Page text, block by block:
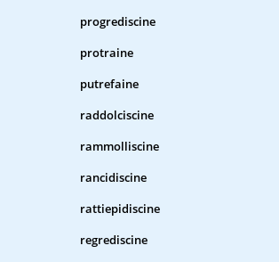
progrediscine
protraine
putrefaine
raddolciscine
rammolliscine
rancidiscine
rattiepidiscine
regrediscine